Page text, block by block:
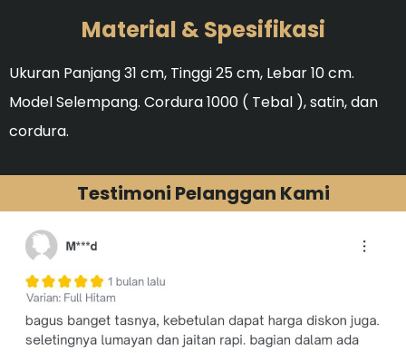
Material & Spesifikasi
Ukuran Panjang 31 cm, Tinggi 25 cm, Lebar 10 cm.
Model Selempang. Cordura 1000 ( Tebal ), satin, dan
cordura.
Testimoni Pelanggan Kami